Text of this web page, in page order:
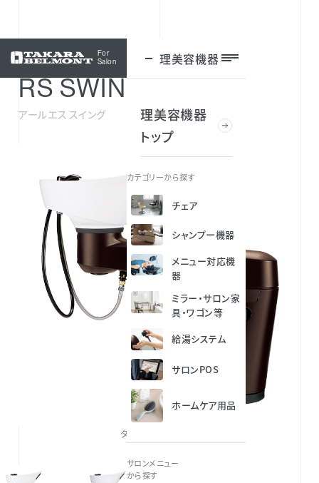
For
Salon
理美容機器
理美容機器
トップ
カテゴリーから探す
チェア
シャンプー機器
メニュー対応機
器
ミラー・サロン家
具・ワゴン等
給湯システム
サロンPOS
ホームケア用品
サロンメニュー
から探す
ログイン
RS SWING
アールエス スイング
ダークブラウン（DB）